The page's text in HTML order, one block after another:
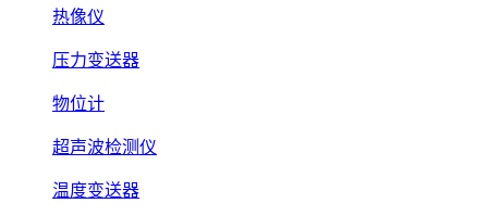
热像仪
压力变送器
物位计
超声波检测仪
温度变送器